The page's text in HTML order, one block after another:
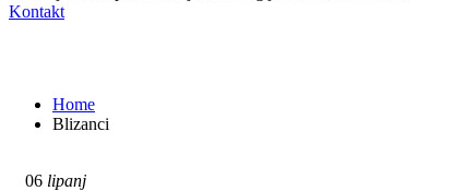
Kontakt
Home
Blizanci
06 lipanj